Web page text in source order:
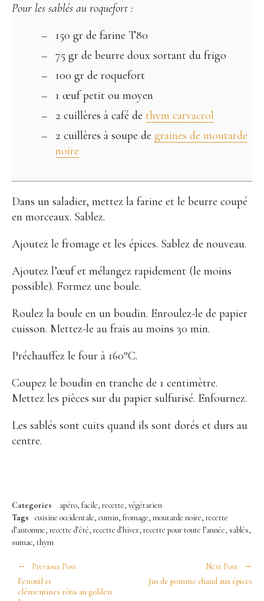
Pour les sablés au roquefort :
150 gr de farine T80
75 gr de beurre doux sortant du frigo
100 gr de roquefort
1 œuf petit ou moyen
2 cuillères à café de thym carvacrol
2 cuillères à soupe de graines de moutarde
noire
Dans un saladier, mettez la farine et le beurre coupé
en morceaux. Sablez.
Ajoutez le fromage et les épices. Sablez de nouveau.
Ajoutez l’œuf et mélangez rapidement (le moins
possible). Formez une boule.
Roulez la boule en un boudin. Enroulez-le de papier
cuisson. Mettez-le au frais au moins 30 min.
Préchauffez le four à 160°C.
Coupez le boudin en tranche de 1 centimètre.
Mettez les pièces sur du papier sulfurisé. Enfournez.
Les sablés sont cuits quand ils sont dorés et durs au
centre.
Categories apéro facile recette végétarien
Tags
cuisine occidentale cumin fromage moutarde noire recette
d’automne recette d’été recette d’hiver recette pour toute l’année sablés
sumac thym
Previous Post
Fenouil et
clémentines rôtis au golden
Next Post
Jus de pomme chaud aux épices